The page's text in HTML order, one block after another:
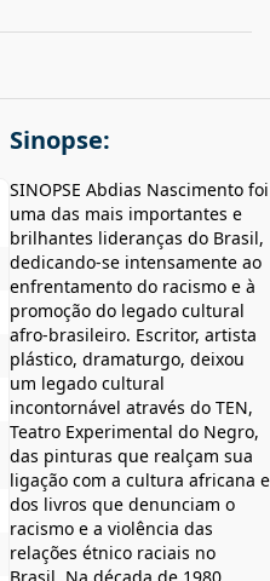
Sinopse:
SINOPSE Abdias Nascimento foi
uma das mais importantes e
brilhantes lideranças do Brasil,
dedicando-se intensamente ao
enfrentamento do racismo e à
promoção do legado cultural
afro-brasileiro. Escritor, artista
plástico, dramaturgo, deixou
um legado cultural
incontornável através do TEN,
Teatro Experimental do Negro,
das pinturas que realçam sua
ligação com a cultura africana e
dos livros que denunciam o
racismo e a violência das
relações étnico raciais no